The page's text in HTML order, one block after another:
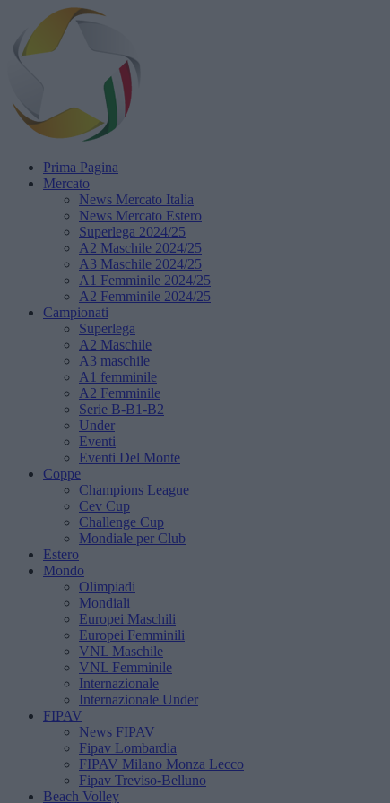
Prima Pagina
Mercato
News Mercato Italia
News Mercato Estero
Superlega 2024/25
A2 Maschile 2024/25
A3 Maschile 2024/25
A1 Femminile 2024/25
A2 Femminile 2024/25
Campionati
Superlega
A2 Maschile
A3 maschile
A1 femminile
A2 Femminile
Serie B-B1-B2
Under
Eventi
Eventi Del Monte
Coppe
Champions League
Cev Cup
Challenge Cup
Mondiale per Club
Estero
Mondo
Olimpiadi
Mondiali
Europei Maschili
Europei Femminili
VNL Maschile
VNL Femminile
Internazionale
Internazionale Under
FIPAV
News FIPAV
Fipav Lombardia
FIPAV Milano Monza Lecco
Fipav Treviso-Belluno
Beach Volley